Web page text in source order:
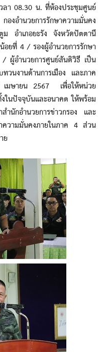
น. ที่ห้องประชุมศูนย์
อำนวยการรักษาความมั่นคง
อำเภอยะรัง จังหวัดปัตตานี
ยที่ 4 / รองผู้อำนวยการรักษา
ผู้อำนวยการศูนย์สันติวิธี เป็น
วนงานด้านการเมือง และภาค
มษายน 2567 เพื่อให้หน่วย
ในปัจจุบันและอนาคต ให้พร้อม
นักอำนวยการข่าวกรอง และ
ความมั่นคงภายในภาค 4 ส่วน
ย